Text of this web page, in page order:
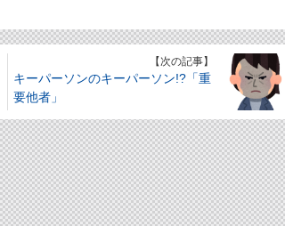
【次の記事】
キーパーソンのキーパーソン!?「重
要他者」